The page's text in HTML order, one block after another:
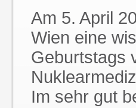
Am 5. April
Wien eine
Geburtstags
Im sehr gut